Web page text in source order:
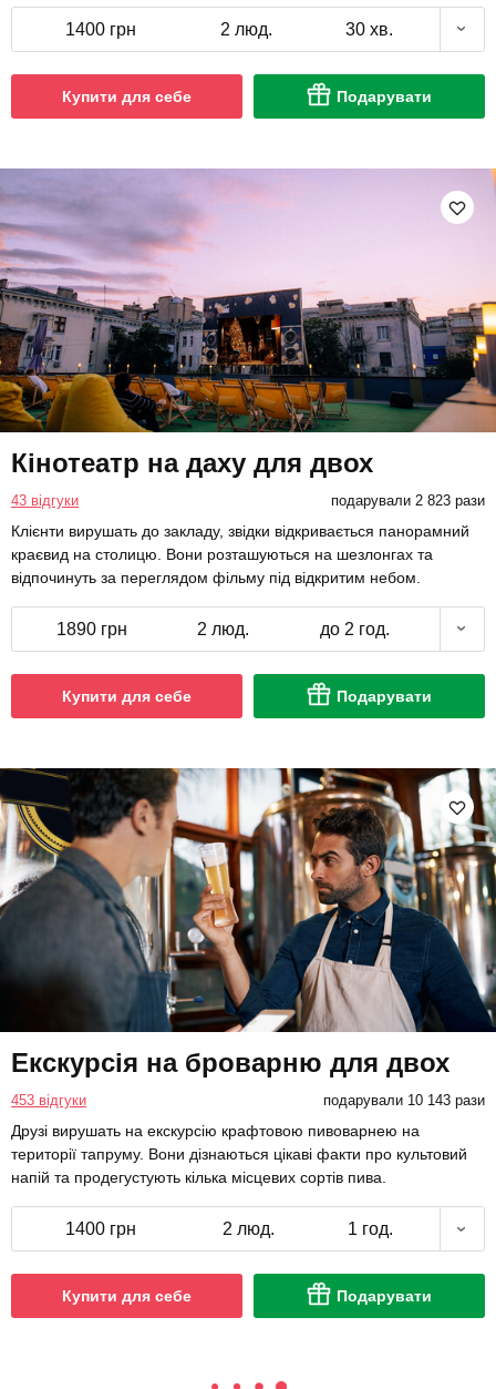
1400 грн 2 люд. 30 хв.
Купити для себе Подарувати
Кінотеатр на даху для двох
43 відгуки подарували 2 823 рази
Клієнти вирушать до закладу, звідки відкривається панорамний
краєвид на столицю. Вони розташуються на шезлонгах та
відпочинуть за переглядом фільму під відкритим небом.
1890 грн 2 люд. до 2 год.
Купити для себе Подарувати
Екскурсія на броварню для двох
453 відгуки подарували 10 143 рази
Друзі вирушать на екскурсію крафтовою пивоварнею на
території тапруму. Вони дізнаються цікаві факти про культовий
напій та продегустують кілька місцевих сортів пива.
1400 грн 2 люд. 1 год.
Купити для себе Подарувати